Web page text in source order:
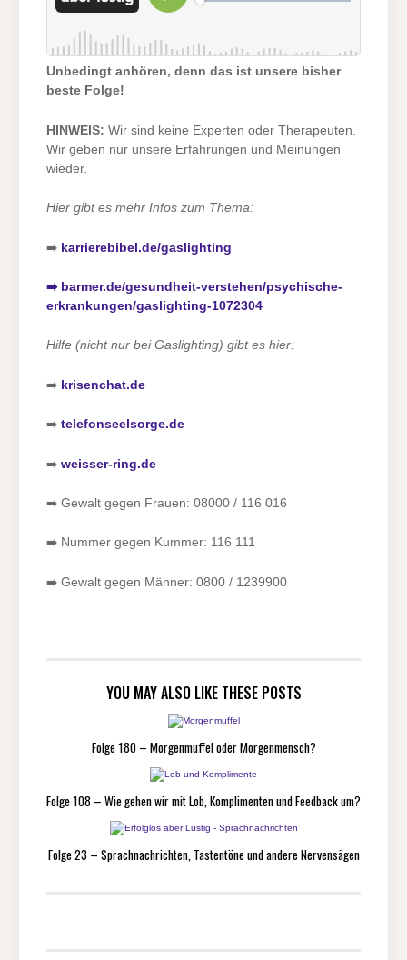
Unbedingt anhören, denn das ist unsere bisher
beste Folge!
HINWEIS: Wir sind keine Experten oder Therapeuten.
Wir geben nur unsere Erfahrungen und Meinungen
wieder.
Hier gibt es mehr Infos zum Thema:
➡️ karrierebibel.de/gaslighting
➡️ barmer.de/gesundheit-verstehen/psychische-
erkrankungen/gaslighting-1072304
Hilfe (nicht nur bei Gaslighting) gibt es hier:
➡️ krisenchat.de
➡️ telefonseelsorge.de
➡️ weisser-ring.de
➡️ Gewalt gegen Frauen: 08000 / 116 016
➡️ Nummer gegen Kummer: 116 111
➡️ Gewalt gegen Männer: 0800 / 1239900
YOU MAY ALSO LIKE THESE POSTS
Folge 180 – Morgenmuffel oder Morgenmensch?
Folge 108 – Wie gehen wir mit Lob, Komplimenten und Feedback um?
Folge 23 – Sprachnachrichten, Tastentöne und andere Nervensägen